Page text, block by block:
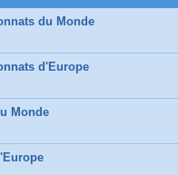
du Monde
d'Europe
Monde